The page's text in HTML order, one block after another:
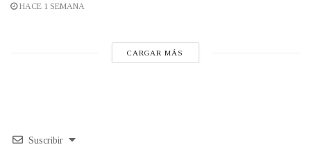
HACE 1 SEMANA
CARGAR MÁS
Suscribir